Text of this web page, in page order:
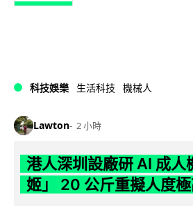
科技娛樂 生活科技 機械人
Lawton 2 小時
港人深圳設廠研 AI 成人
姬」 20 公斤重擬人度